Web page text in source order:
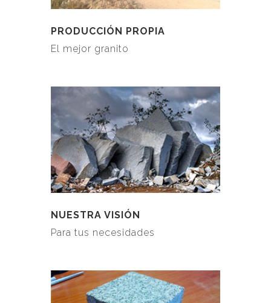
PRODUCCIÓN PROPIA
El mejor granito
NUESTRA VISIÓN
Para tus necesidades